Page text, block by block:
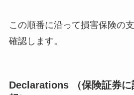
この順番に沿って損害保険の
確認します。
Declarations （保険証券に